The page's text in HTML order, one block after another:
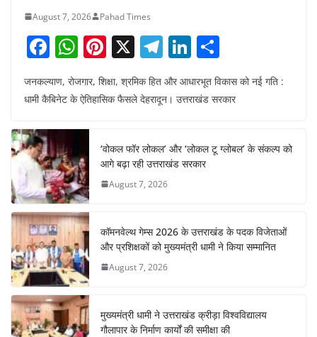
August 7, 2026 Pahad Times
F
c
b
o
o
k
W
at
s
A
p
p
Pi
er
st
X T
el
e
a
m
Li
k
dI
n
h
ar
जनकल्याण, रोजगार, शिक्षा, श्रमिक हित और आधारभूत विकास को नई गति :
धामी कैबिनेट के ऐतिहासिक फैसले देहरादून। उत्तराखंड सरकार
‘वोकल फॉर लोकल’ और ‘लोकल टू ग्लोबल’ के संकल्प को
आगे बढ़ा रही उत्तराखंड सरकार
August 7, 2026
कॉमनवेल्थ गेम्स 2026 के उत्तराखंड के पदक विजेताओं
और प्रशिक्षकों को मुख्यमंत्री धामी ने किया सम्मानित
August 7, 2026
मुख्यमंत्री धामी ने उत्तराखंड क्रीड़ा विश्वविद्यालय
गौलापार के निर्माण कार्यों की समीक्षा की